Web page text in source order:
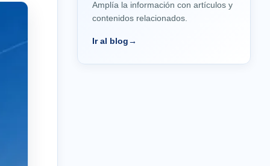
Amplía la información con artículos y
contenidos relacionados.
Ir al blog→